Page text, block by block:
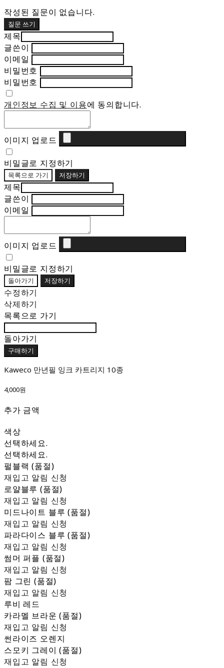
작성된 질문이 없습니다.
질문 쓰기
제목
글쓴이
이메일
비밀번호
비밀번호
개인정보 수집 및 이용에 동의합니다.
이미지 업로드
비밀글로 지정하기
목록으로 가기 저장하기
제목
글쓴이
이메일
이미지 업로드
비밀글로 지정하기
돌아가기 저장하기
수정하기
삭제하기
목록으로 가기
돌아가기
구매하기
Kaweco 만년필 잉크 카트리지 10종
4,000원
추가 금액
색상
선택하세요.
선택하세요.
펄블랙 (품절)
재입고 알림 신청
로얄블루 (품절)
재입고 알림 신청
미드나이트 블루 (품절)
재입고 알림 신청
파라다이스 블루 (품절)
재입고 알림 신청
썸머 퍼플 (품절)
재입고 알림 신청
팜 그린 (품절)
재입고 알림 신청
루비 레드
카라멜 브라운 (품절)
재입고 알림 신청
썬라이즈 오렌지
스모키 그레이 (품절)
재입고 알림 신청